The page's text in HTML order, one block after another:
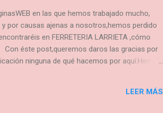
en las que hemos trabajado mucho,
y por causas ajenas a nosotros,hemos perdido
en FERRETERIA LARRIETA ,cómo
éste post,queremos daros las gracias por
ninguna de qué hacemos por aquí.Hemos
nuestros fallos de principiantes
seguirnos por facebook ,aparte del blog,, y
LEER MÁS